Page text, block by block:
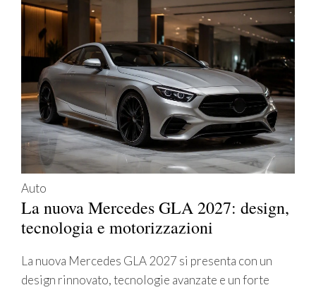
Auto
La nuova Mercedes GLA 2027: design,
tecnologia e motorizzazioni
La nuova Mercedes GLA 2027 si presenta con un
design rinnovato, tecnologie avanzate e un forte